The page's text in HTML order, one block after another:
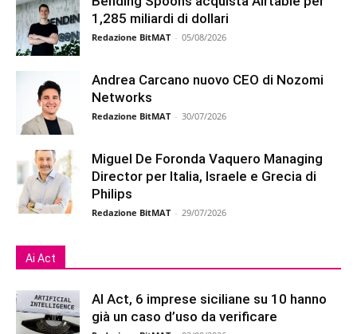
1,285 miliardi di dollari
Redazione BitMAT - 05/08/2026
Andrea Carcano nuovo CEO di Nozomi
Networks
Redazione BitMAT - 30/07/2026
Miguel De Foronda Vaquero Managing
Director per Italia, Israele e Grecia di
Philips
Redazione BitMAT - 29/07/2026
Ai Act
AI Act, 6 imprese siciliane su 10 hanno
già un caso d’uso da verificare